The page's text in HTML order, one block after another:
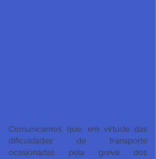
Comunicamos que, em virtude das
dificuldades de transporte
ocasionadas pela greve dos